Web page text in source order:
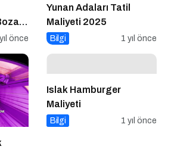
önce
Yunan Adaları Tatil
Maliyeti 2025
Bilgi 1 yıl önce
Islak Hamburger
Maliyeti
Bilgi 1 yıl önce